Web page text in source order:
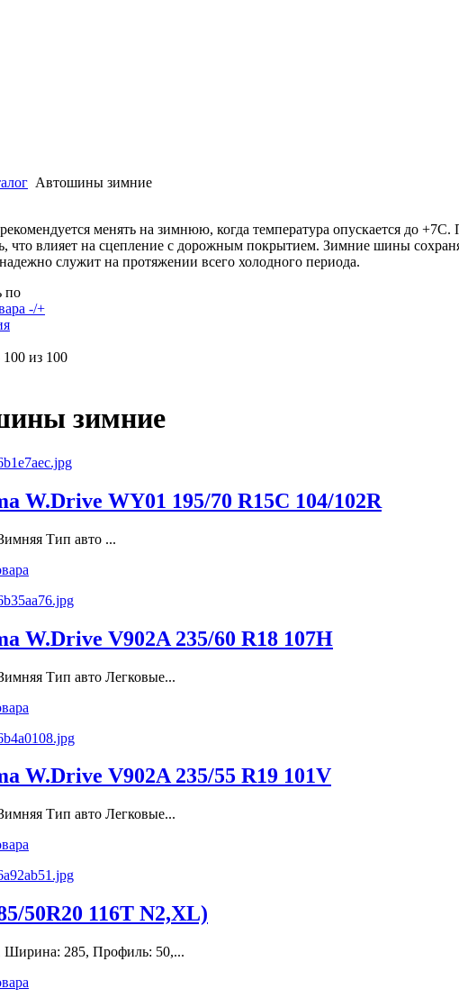
Автошины зимние
менять на зимнюю, когда температура опускается до +7С.
что влияет на сцепление с дорожным покрытием. Зимние шины
надежно служит на протяжении всего холодного периода.
по
-/+
из 100
зимние
W.Drive WY01 195/70 R15C 104/102R
Тип авто ...
W.Drive V902A 235/60 R18 107H
Тип авто Легковые...
W.Drive V902A 235/55 R19 101V
Тип авто Легковые...
50R20 116T N2,XL)
Ширина: 285, Профиль: 50,...